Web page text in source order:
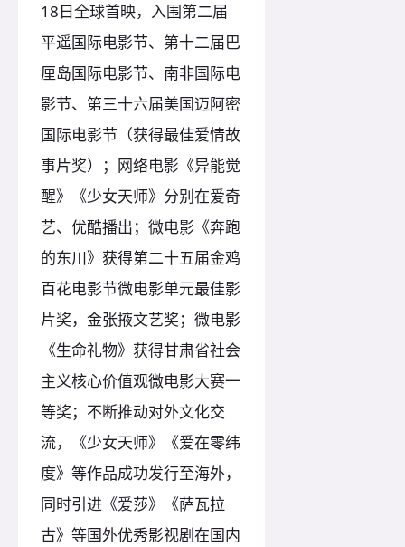
18日全球首映，入围第二届
平遥国际电影节、第十二届巴
厘岛国际电影节、南非国际电
影节、第三十六届美国迈阿密
国际电影节（获得最佳爱情故
事片奖）；网络电影《异能觉
醒》《少女天师》分别在爱奇
艺、优酷播出；微电影《奔跑
的东川》获得第二十五届金鸡
百花电影节微电影单元最佳影
片奖，金张掖文艺奖；微电影
《生命礼物》获得甘肃省社会
主义核心价值观微电影大赛一
等奖；不断推动对外文化交
流，《少女天师》《爱在零纬
度》等作品成功发行至海外，
同时引进《爱莎》《萨瓦拉
古》等国外优秀影视剧在国内